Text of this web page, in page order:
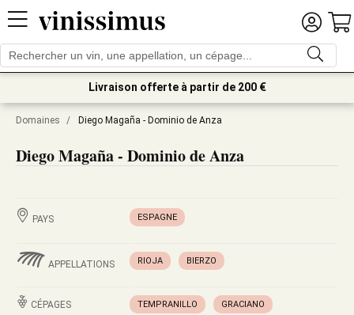
Livraison offerte à partir de 200 €
Domaines / Diego Magaña - Dominio de Anza
Diego Magaña - Dominio de Anza
PAYS ESPAGNE
APPELLATIONS RIOJA BIERZO
CÉPAGES TEMPRANILLO GRACIANO